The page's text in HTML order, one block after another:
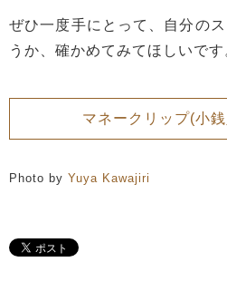
ぜひ一度手にとって、自分の
うか、確かめてみてほしいです
マネークリップ(小
Photo by Yuya Kawajiri